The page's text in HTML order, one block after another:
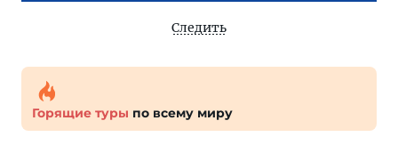
Следить
Горящие туры по всему миру